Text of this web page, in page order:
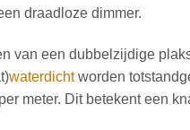
draadloze dimmer.
van een dubbelzijdige
waterdichtworden
meter. Dit betekent een